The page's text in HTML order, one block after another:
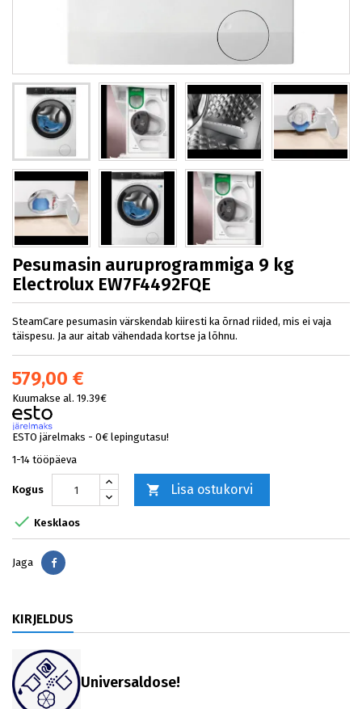
Pesumasin auruprogrammiga 9 kg
Electrolux EW7F4492FQE
SteamCare pesumasin värskendab kiiresti ka õrnad riided, mis ei vaja
täispesu. Ja aur aitab vähendada kortse ja lõhnu.
579,00 €
Kuumakse al. 19.39€
ESTO järelmaks - 0€ lepingutasu!
1-14 tööpäeva
Kogus  Lisa ostukorvi
 Kesklaos
Jaga Jaga
KIRJELDUS
Universaldose!